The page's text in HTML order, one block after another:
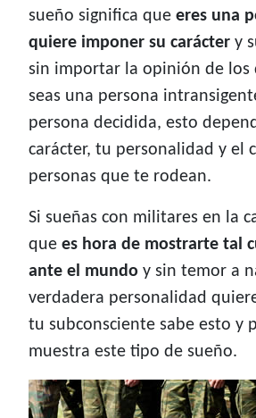
sueño significa que eres una
quiere imponer su carácter y
sin importar la opinión de los
seas una persona
persona decidida, esto
carácter, tu personalidad y el
personas que te rodean.
Si sueñas con militares en la
que es hora de mostrarte tal
ante el mundo y sin temor a
verdadera personalidad
tu subconsciente sabe esto y
muestra este tipo de sueño.